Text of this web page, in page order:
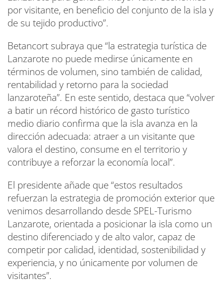
por visitante, en beneficio del conjunto de la isla y
de su tejido productivo”.
Betancort subraya que “la estrategia turística de
Lanzarote no puede medirse únicamente en
términos de volumen, sino también de calidad,
rentabilidad y retorno para la sociedad
lanzaroteña”. En este sentido, destaca que “volver
a batir un récord histórico de gasto turístico
medio diario confirma que la isla avanza en la
dirección adecuada: atraer a un visitante que
valora el destino, consume en el territorio y
contribuye a reforzar la economía local”.
El presidente añade que “estos resultados
refuerzan la estrategia de promoción exterior que
venimos desarrollando desde SPEL-Turismo
Lanzarote, orientada a posicionar la isla como un
destino diferenciado y de alto valor, capaz de
competir por calidad, identidad, sostenibilidad y
experiencia, y no únicamente por volumen de
visitantes”.